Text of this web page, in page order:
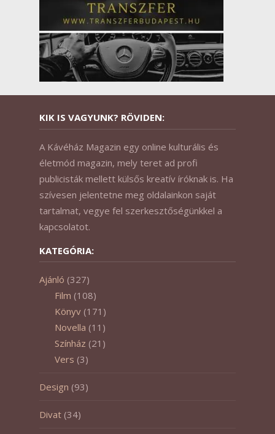
KIK IS VAGYUNK? RÖVIDEN:
A Kávéház Magazin egy online kulturális és
életmód magazin, mely teret ad profi
publicisták mellett külsős kreatív íróknak is. Ha
szívesen jelentetne meg oldalainkon saját
tartalmat, vegye fel szerkesztőségünkkel a
kapcsolatot.
KATEGÓRIA:
Ajánló (327)
Film (108)
Könyv (171)
Novella (11)
Színház (21)
Vers (3)
Design (93)
Divat (34)